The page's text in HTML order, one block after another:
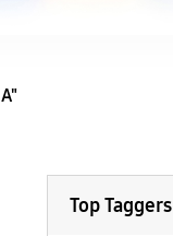
Tag: "Sound" in "جالاكسى A"
Top Taggers